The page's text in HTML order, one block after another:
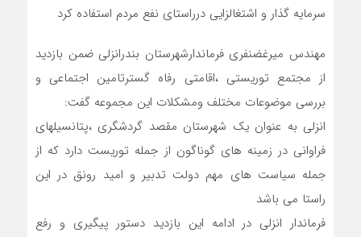
سرمایه گذار و اشتغالزایی درراستای نفع مردم استفاده کرد
مهندس میرغضنفری فرماندارشهرستان بندرانزلی ضمن بازدید
از مجتمع توریستی ،اقامتی رفاه گسترتامین اجتماعی و
بررسی موضوعات مختلف ومشکلات این مجموعه گفت:
انزلی به عنوان یک شهرستان مقصد گردشگری ،پتانسیلهای
فراوانی در زمینه های گوناگون از جمله توریست دارد که از
جمله سیاست های مهم دولت تدبیر و امید رونق در این
راستا می باشد
فرماندار انزلی در ادامه این بازدید دستور پیگیری و رفع